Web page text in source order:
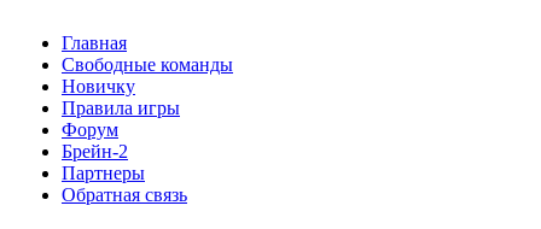
Главная
Свободные команды
Новичку
Правила игры
Форум
Брейн-2
Партнеры
Обратная связь